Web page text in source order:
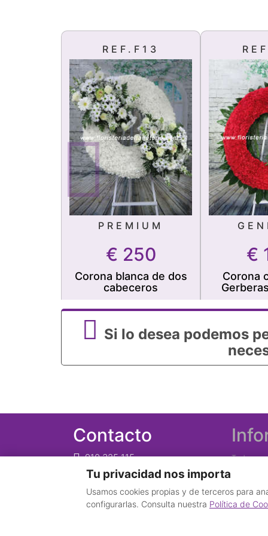
REF.F13
PREMIUM
€ 250
Corona blanca de dos
cabeceros
€
Corona
Si lo desea podemos
Contacto
910 325 115
+34 665 59 35 78
email
Todos
Web no
Tu privacidad nos importa
Usamos cookies propias y de terceros para
configurarlas. Consulta nuestra Política de